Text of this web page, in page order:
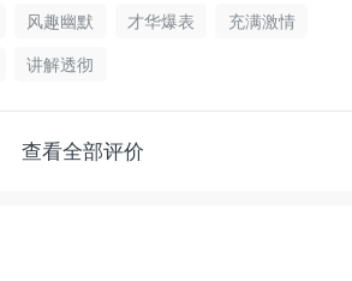
风趣幽默 才华爆表
充满激情
讲解透彻
查看全部评价